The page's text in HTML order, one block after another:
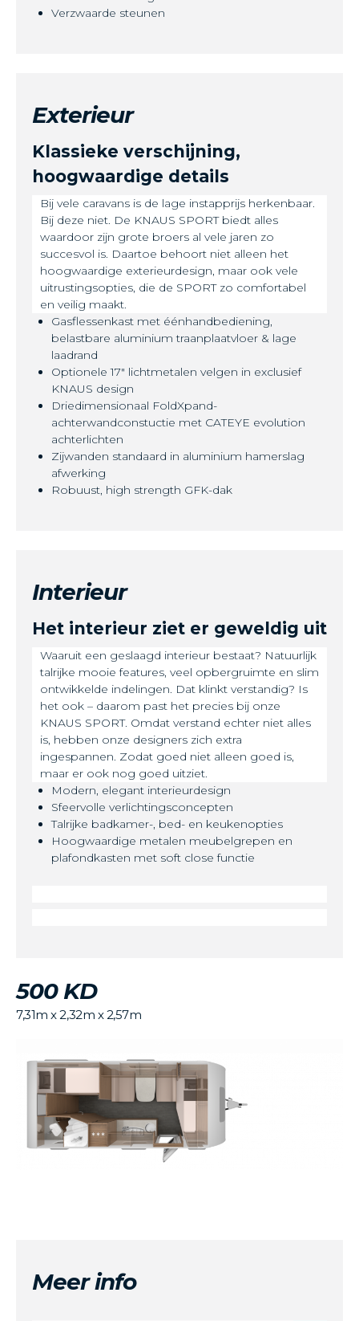
Verzwaarde steunen
Exterieur
Klassieke verschijning,
hoogwaardige details
Bij vele caravans is de lage instapprijs herkenbaar.
Bij deze niet. De KNAUS SPORT biedt alles
waardoor zijn grote broers al vele jaren zo
succesvol is. Daartoe behoort niet alleen het
hoogwaardige exterieurdesign, maar ook vele
uitrustingsopties, die de SPORT zo comfortabel
en veilig maakt.
Gasflessenkast met éénhandbediening,
belastbare aluminium traanplaatvloer & lage
laadrand
Optionele 17" lichtmetalen velgen in exclusief
KNAUS design
Driedimensionaal FoldXpand-
achterwandconstuctie met CATEYE evolution
achterlichten
Zijwanden standaard in aluminium hamerslag
afwerking
Robuust, high strength GFK-dak
Interieur
Het interieur ziet er geweldig uit
Waaruit een geslaagd interieur bestaat? Natuurlijk
talrijke mooie features, veel opbergruimte en slim
ontwikkelde indelingen. Dat klinkt verstandig? Is
het ook – daarom past het precies bij onze
KNAUS SPORT. Omdat verstand echter niet alles
is, hebben onze designers zich extra
ingespannen. Zodat goed niet alleen goed is,
maar er ook nog goed uitziet.
Modern, elegant interieurdesign
Sfeervolle verlichtingsconcepten
Talrijke badkamer-, bed- en keukenopties
Hoogwaardige metalen meubelgrepen en
plafondkasten met soft close functie
500 KD
7,31m x 2,32m x 2,57m
Meer info